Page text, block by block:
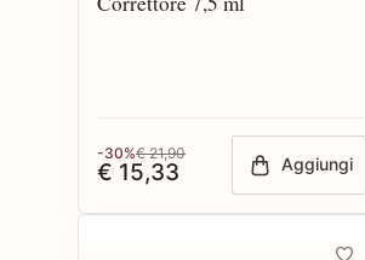
-30%€ 21,90
€ 15,33 Aggiungi